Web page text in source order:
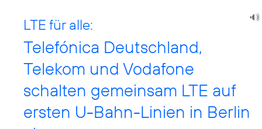
LTE für alle:
Telefónica Deutschland,
Telekom und Vodafone
schalten gemeinsam LTE auf
ersten U-Bahn-Linien in Berlin